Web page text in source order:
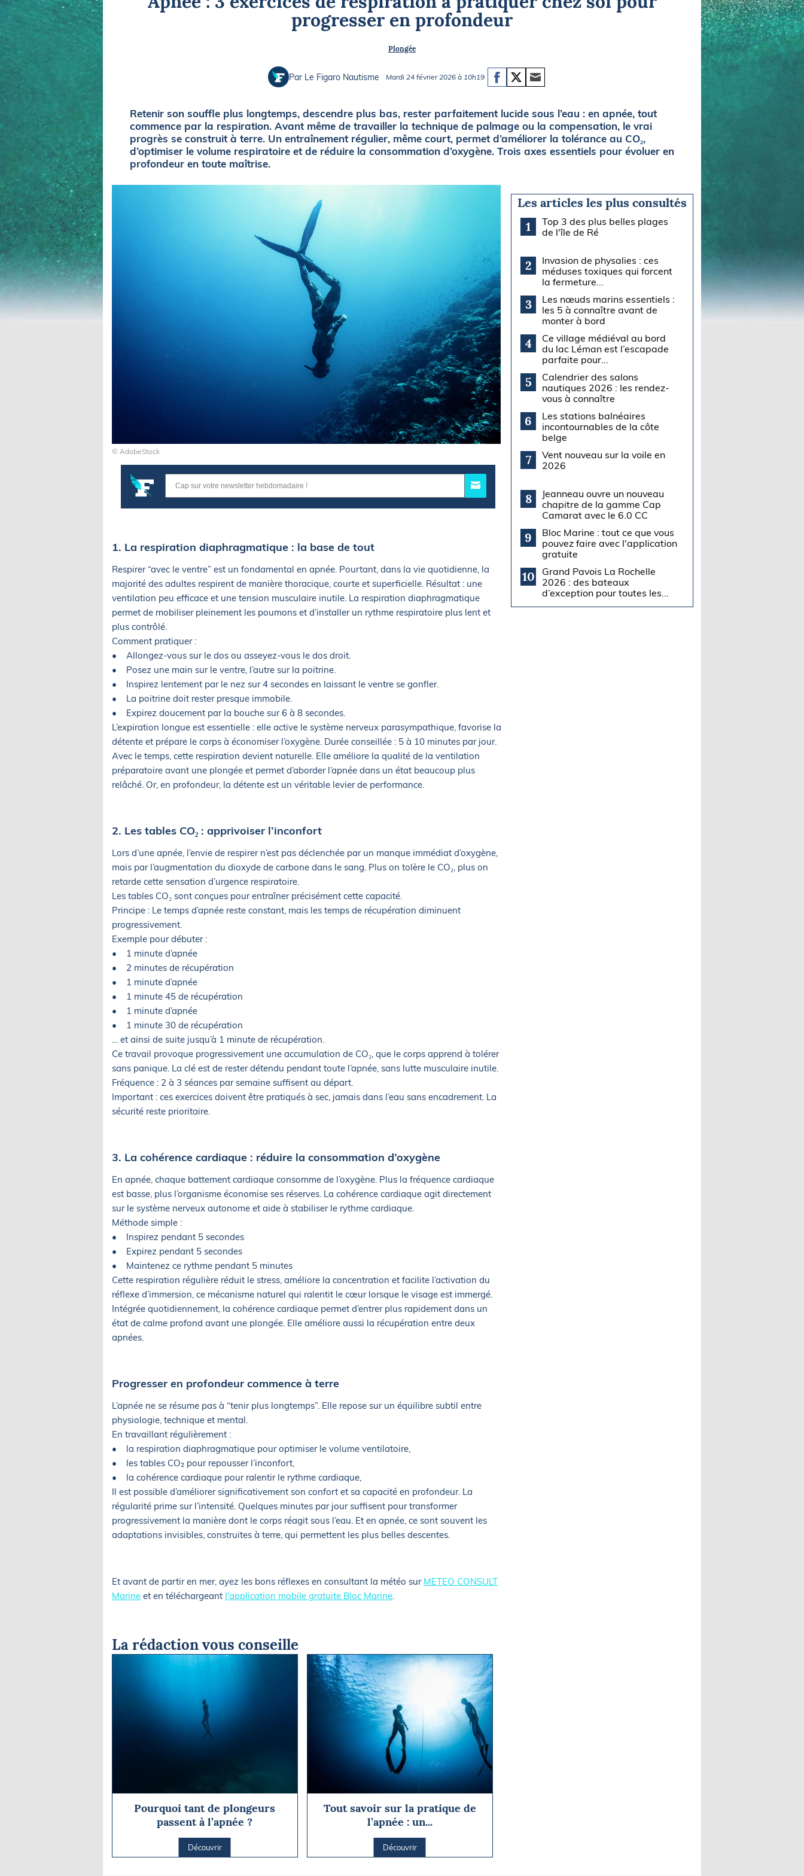
Equipements
LOISIRS
Pêche en mer
Glisse
Briefings
progresser en profondeur
Plongée
Par Le Figaro Nautisme Mardi 24 février 2026 à 10h19
Retenir son souffle plus longtemps, descendre plus bas, rester parfaitement lucide sous l’eau : en apnée, tout
commence par la respiration. Avant même de travailler la technique de palmage ou la compensation, le vrai
progrès se construit à terre. Un entraînement régulier, même court, permet d’améliorer la tolérance au CO₂,
d’optimiser le volume respiratoire et de réduire la consommation d’oxygène. Trois axes essentiels pour évoluer en
profondeur en toute maîtrise.
© AdobeStock
1. La respiration diaphragmatique : la base de tout
Respirer “avec le ventre” est un fondamental en apnée. Pourtant, dans la vie quotidienne, la
majorité des adultes respirent de manière thoracique, courte et superficielle. Résultat : une
ventilation peu efficace et une tension musculaire inutile. La respiration diaphragmatique
permet de mobiliser pleinement les poumons et d’installer un rythme respiratoire plus lent et
plus contrôlé.
Comment pratiquer :
• Allongez-vous sur le dos ou asseyez-vous le dos droit.
• Posez une main sur le ventre, l’autre sur la poitrine.
• Inspirez lentement par le nez sur 4 secondes en laissant le ventre se gonfler.
• La poitrine doit rester presque immobile.
• Expirez doucement par la bouche sur 6 à 8 secondes.
L’expiration longue est essentielle : elle active le système nerveux parasympathique, favorise la
détente et prépare le corps à économiser l’oxygène. Durée conseillée : 5 à 10 minutes par jour.
Avec le temps, cette respiration devient naturelle. Elle améliore la qualité de la ventilation
préparatoire avant une plongée et permet d’aborder l’apnée dans un état beaucoup plus
relâché. Or, en profondeur, la détente est un véritable levier de performance.
2. Les tables CO₂ : apprivoiser l’inconfort
Lors d’une apnée, l’envie de respirer n’est pas déclenchée par un manque immédiat d’oxygène,
mais par l’augmentation du dioxyde de carbone dans le sang. Plus on tolère le CO₂, plus on
retarde cette sensation d’urgence respiratoire.
Les tables CO₂ sont conçues pour entraîner précisément cette capacité.
Principe : Le temps d’apnée reste constant, mais les temps de récupération diminuent
progressivement.
Exemple pour débuter :
• 1 minute d’apnée
• 2 minutes de récupération
• 1 minute d’apnée
• 1 minute 45 de récupération
• 1 minute d’apnée
• 1 minute 30 de récupération
… et ainsi de suite jusqu’à 1 minute de récupération.
Ce travail provoque progressivement une accumulation de CO₂, que le corps apprend à tolérer
sans panique. La clé est de rester détendu pendant toute l’apnée, sans lutte musculaire inutile.
Fréquence : 2 à 3 séances par semaine suffisent au départ.
Important : ces exercices doivent être pratiqués à sec, jamais dans l’eau sans encadrement. La
sécurité reste prioritaire.
3. La cohérence cardiaque : réduire la consommation d’oxygène
En apnée, chaque battement cardiaque consomme de l’oxygène. Plus la fréquence cardiaque
est basse, plus l’organisme économise ses réserves. La cohérence cardiaque agit directement
sur le système nerveux autonome et aide à stabiliser le rythme cardiaque.
Méthode simple :
• Inspirez pendant 5 secondes
• Expirez pendant 5 secondes
• Maintenez ce rythme pendant 5 minutes
Cette respiration régulière réduit le stress, améliore la concentration et facilite l’activation du
réflexe d’immersion, ce mécanisme naturel qui ralentit le cœur lorsque le visage est immergé.
Intégrée quotidiennement, la cohérence cardiaque permet d’entrer plus rapidement dans un
état de calme profond avant une plongée. Elle améliore aussi la récupération entre deux
apnées.
Progresser en profondeur commence à terre
L’apnée ne se résume pas à “tenir plus longtemps”. Elle repose sur un équilibre subtil entre
physiologie, technique et mental.
En travaillant régulièrement :
• la respiration diaphragmatique pour optimiser le volume ventilatoire,
• les tables CO₂ pour repousser l’inconfort,
• la cohérence cardiaque pour ralentir le rythme cardiaque,
Il est possible d’améliorer significativement son confort et sa capacité en profondeur. La
régularité prime sur l’intensité. Quelques minutes par jour suffisent pour transformer
progressivement la manière dont le corps réagit sous l’eau. Et en apnée, ce sont souvent les
adaptations invisibles, construites à terre, qui permettent les plus belles descentes.
Et avant de partir en mer, ayez les bons réflexes en consultant la météo sur METEO CONSULT
Marine et en téléchargeant l'application mobile gratuite Bloc Marine
La rédaction vous conseille
Pourquoi tant de plongeurs
passent à l’apnée ?
Découvrir
Tout savoir sur la pratique de
l’apnée : un...
Découvrir
Les articles les plus consultés
1
Top 3 des plus belles plages
de l'île de Ré
2
Invasion de physalies : ces
méduses toxiques qui forcent
la fermeture...
3
Les nœuds marins essentiels :
les 5 à connaître avant de
monter à bord
4
Ce village médiéval au bord
du lac Léman est l’escapade
parfaite pour...
5
Calendrier des salons
nautiques 2026 : les rendez-
vous à connaître
6
Les stations balnéaires
incontournables de la côte
belge
7
Vent nouveau sur la voile en
2026
8
Jeanneau ouvre un nouveau
chapitre de la gamme Cap
Camarat avec le 6.0 CC
9
Bloc Marine : tout ce que vous
pouvez faire avec l'application
gratuite
10
Grand Pavois La Rochelle
2026 : des bateaux
d’exception pour toutes les...